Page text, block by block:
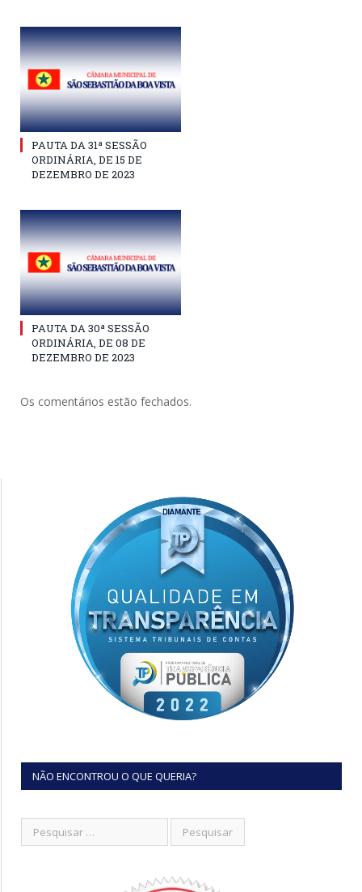
PAUTA DA 31ª SESSÃO
ORDINÁRIA, DE 15 DE
DEZEMBRO DE 2023
PAUTA DA 30ª SESSÃO
ORDINÁRIA, DE 08 DE
DEZEMBRO DE 2023
Os comentários estão fechados.
NÃO ENCONTROU O QUE QUERIA?